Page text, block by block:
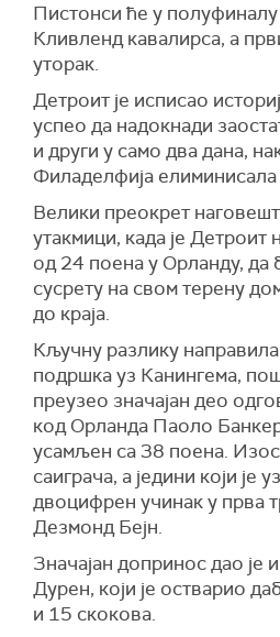
Пистонси ће у полуфиналу
Кливленд кавалирса, а
уторак.
Детроит је исписао
успео да надокнади
и други у само два дана,
Филаделфија
Велики преокрет
утакмици, када је Детроит
од 24 поена у Орланду, да
сусрету на свом терену
до краја.
Кључну разлику
подршка уз Канингема,
преузео значајан део
код Орланда Паоло
усамљен са 38 поена.
саиграча, а једини који је
двоцифрен учинак у прва
Дезмонд Бејн.
Значајан допринос дао је
Дурен, који је остварио
и 15 скокова.